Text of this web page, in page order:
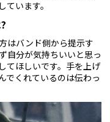
ています。
はバンド側から提示す
自分が気持ちいいと思っ
てほしいです。手を上げ
でくれているのは伝わっ